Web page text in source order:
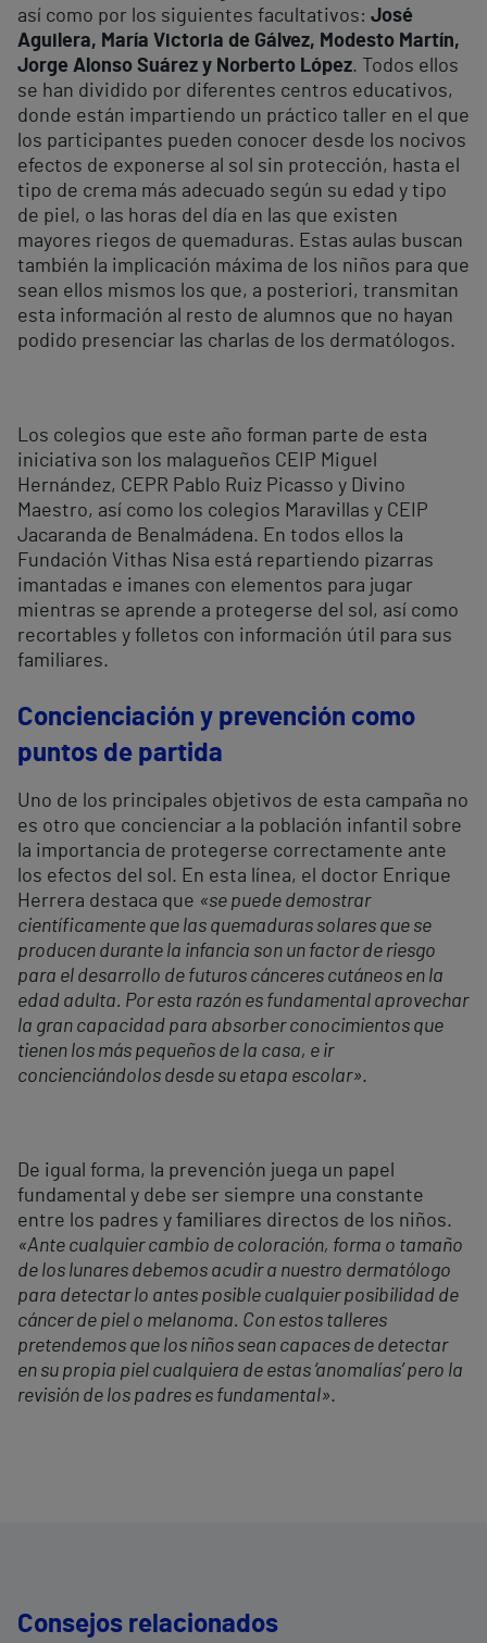
así como por los siguientes facultativos: José
Aguilera, María Victoria de Gálvez, Modesto Martín,
Jorge Alonso Suárez y Norberto López. Todos ellos
se han dividido por diferentes centros educativos,
donde están impartiendo un práctico taller en el que
los participantes pueden conocer desde los nocivos
efectos de exponerse al sol sin protección, hasta el
tipo de crema más adecuado según su edad y tipo
de piel, o las horas del día en las que existen
mayores riegos de quemaduras. Estas aulas buscan
también la implicación máxima de los niños para que
sean ellos mismos los que, a posteriori, transmitan
esta información al resto de alumnos que no hayan
podido presenciar las charlas de los dermatólogos.
Los colegios que este año forman parte de esta
iniciativa son los malagueños CEIP Miguel
Hernández, CEPR Pablo Ruiz Picasso y Divino
Maestro, así como los colegios Maravillas y CEIP
Jacaranda de Benalmádena. En todos ellos la
Fundación Vithas Nisa está repartiendo pizarras
imantadas e imanes con elementos para jugar
mientras se aprende a protegerse del sol, así como
recortables y folletos con información útil para sus
familiares.
Concienciación y prevención como
puntos de partida
Uno de los principales objetivos de esta campaña no
es otro que concienciar a la población infantil sobre
la importancia de protegerse correctamente ante
los efectos del sol. En esta línea, el doctor Enrique
Herrera destaca que «se puede demostrar
científicamente que las quemaduras solares que se
producen durante la infancia son un factor de riesgo
para el desarrollo de futuros cánceres cutáneos en la
edad adulta. Por esta razón es fundamental aprovechar
la gran capacidad para absorber conocimientos que
tienen los más pequeños de la casa, e ir
concienciándolos desde su etapa escolar».
De igual forma, la prevención juega un papel
fundamental y debe ser siempre una constante
entre los padres y familiares directos de los niños.
«Ante cualquier cambio de coloración, forma o tamaño
de los lunares debemos acudir a nuestro dermatólogo
para detectar lo antes posible cualquier posibilidad de
cáncer de piel o melanoma. Con estos talleres
pretendemos que los niños sean capaces de detectar
en su propia piel cualquiera de estas ‘anomalías’ pero la
revisión de los padres es fundamental».
Consejos relacionados